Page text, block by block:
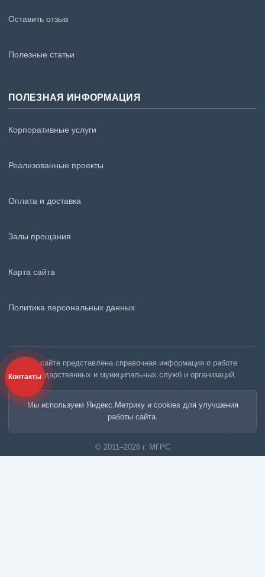
Оставить отзыв
Полезные статьи
ПОЛЕЗНАЯ ИНФОРМАЦИЯ
Корпоративные услуги
Реализованные проекты
Оплата и доставка
Залы прощания
Карта сайта
Политика персональных данных
На сайте представлена справочная информация о работе
государственных и муниципальных служб и организаций.
Мы используем Яндекс.Метрику и cookies для улучшения
работы сайта.
© 2011–2026 г. МГРС
Контакты